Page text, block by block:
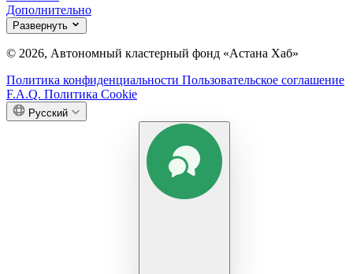
Дополнительно
Развернуть
© 2026, Автономный кластерный фонд «Астана Хаб»
Политика конфиденциальности Пользовательское соглашение
F.A.Q. Политика Cookie
Русский